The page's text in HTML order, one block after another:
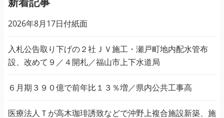
2026年8月17日付紙面
入札公告取り下げの２社ＪＶ施工・瀬戸町地内配水管布
設、改めて９／４開札／福山市上下水道局
６月期３９０億で前年比１３％増／県内公共工事高
医療法人Ｔが高木珈琲誘致などで沖野上複合施設新築、施